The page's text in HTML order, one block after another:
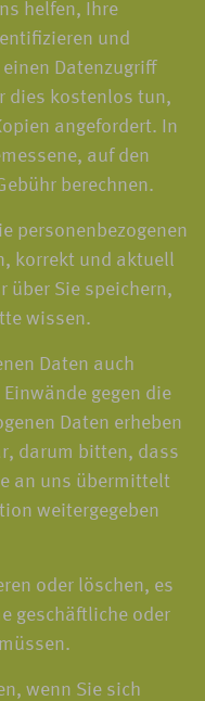
helfen, Ihre
und
Datenzugriff
dies kostenlos tun,
angefordert. In
auf den
berechnen.
personenbezogenen
korrekt und aktuell
über Sie speichern,
wissen.
Daten auch
gegen die
Daten erheben
darum bitten, dass
an uns übermittelt
weitergegeben
oder löschen, es
geschäftliche oder
wenn Sie sich